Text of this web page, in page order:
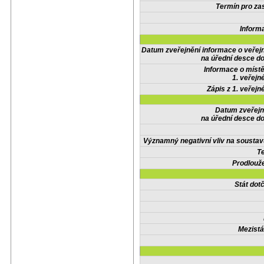
Termín pro
Datum zveřejnění informace o
na úřední desce
Informace o
1.
Zápis z 1.
Datum
na úřední desce
Významný negativní vliv na
Stát